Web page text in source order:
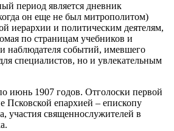
период является дневник
он еще не был митрополитом)
иерархии и политическим деятелям,
по страницам учебников и
наблюдателя событий, имевшего
специалистов, но и увлекательным
июнь 1907 годов. Отголоски первой
Псковской епархией – епископу
участия священнослужителей в